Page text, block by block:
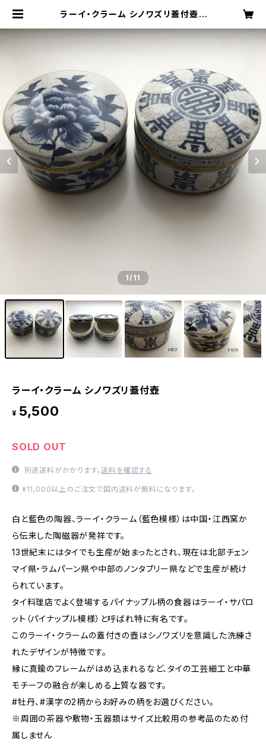
ラーイ・クラーム シノワズリ蓋付壺 |
1/11
ラーイ・クラーム シノワズリ蓋付壺
¥ 5,500
SOLD OUT
別途送料がかかります。送料を確認する
¥11,000以上のご注文で国内送料が無料になります。
白と藍色の陶器、ラーイ・クラーム（藍色模様）は中国・江西窯か
ら伝来した陶磁器が発祥です。
13世紀末にはタイでも生産が始まったとされ、現在は北部チェン
マイ県・ラムパーン県や中部のノンタブリー県などで生産が続け
られています。
タイ料理店でよく登場するパイナップル柄の食器はラーイ・サパロ
ット（パイナップル模様）と呼ばれ特に有名です。
このラーイ・クラームの蓋付きの壺はシノワズリを意識した洗練さ
れたデザインが特徴です。
縁に真鍮のフレームがはめ込まれるなど、タイの工芸細工と中華
モチーフの融合が楽しめる上質な器です。
#牡丹、#漢字の2柄からお好みの柄をお選びください。
※周囲の茶器や敷物・玉器類はサイズ比較用の参考品のため付
属しません